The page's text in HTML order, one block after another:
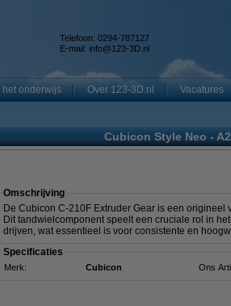
Telefoon: 0294-787127
E-mail: info@123-3D.nl
het onderwijs Over 123-3D.nl Vacatures
Cubicon Style Neo -
Omschrijving
De Cubicon C-210F Extruder Gear is een
Dit tandwielcomponent speelt een cruciale rol in
drijven, wat essentieel is voor consistente en
Specificaties
Merk: Cubicon Ons